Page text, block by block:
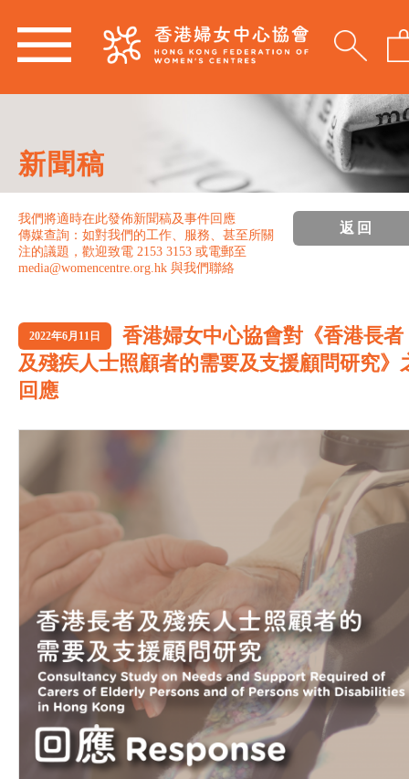
新聞稿
我們將適時在此發佈新聞稿及事件回應
傳媒查詢：如對我們的工作、服務、甚至所關
注的議題，歡迎致電 2153 3153 或電郵至
media@womencentre.org.hk 與我們聯絡
返回
2022年6月11日
香港婦女中心協會對《香港長者
及殘疾人士照顧者的需要及支援顧問研究》
回應